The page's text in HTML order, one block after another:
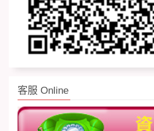
客服 Online